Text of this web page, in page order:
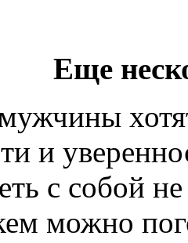
Еще
и
с собой
можно